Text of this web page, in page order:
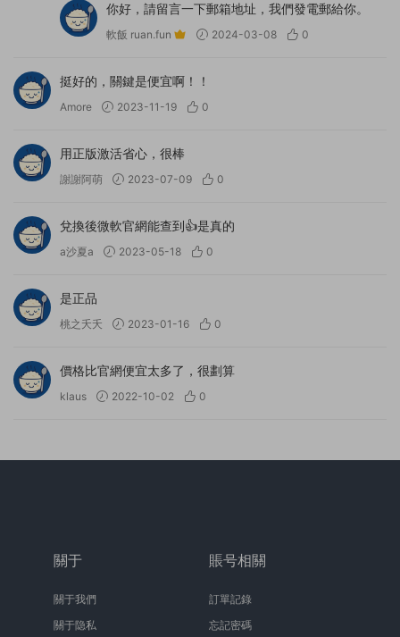
你好，請留言一下郵箱地址，我們發電郵給你。
軟飯 ruan.fun 2024-03-08 0
挺好的，關鍵是便宜啊！！
Amore 2023-11-19 0
用正版激活省心，很棒
謝謝阿萌 2023-07-09 0
兌換後微軟官網能查到👍是真的
a沙夏a 2023-05-18 0
是正品
桃之夭夭 2023-01-16 0
價格比官網便宜太多了，很劃算
klaus 2022-10-02 0
關于
關于我們
關于隐私
賬号相關
訂單記錄
忘記密碼